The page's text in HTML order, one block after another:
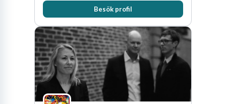
fler medarbetare som vill göra skillnad.
Besök profil